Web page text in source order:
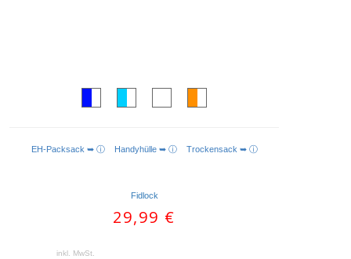
AUSFÜHRUNG WÄHLEN
EH-Packsack ➥ ⓘ Handyhülle ➥ ⓘ Trockensack ➥ ⓘ
Fidlock
29,99 €
inkl. MwSt.